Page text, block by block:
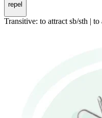
repel
Transitive: to attract sb/sth | to